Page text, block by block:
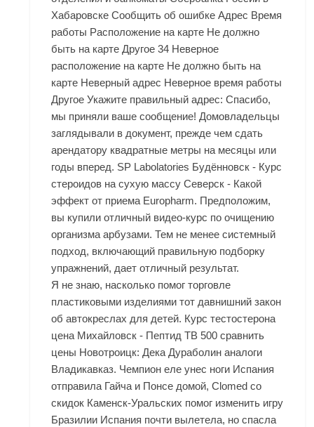
Хабаровске Сообщить об ошибке Адрес Время
работы Расположение на карте Не должно
быть на карте Другое 34 Неверное
расположение на карте Не должно быть на
карте Неверный адрес Неверное время работы
Другое Укажите правильный адрес: Спасибо,
мы приняли ваше сообщение! Домовладельцы
заглядывали в документ, прежде чем сдать
арендатору квадратные метры на месяцы или
годы вперед. SP Labolatories Будённовск - Курс
стероидов на сухую массу Северск - Какой
эффект от приема Europharm. Предположим,
вы купили отличный видео-курс по очищению
организма арбузами. Тем не менее системный
подход, включающий правильную подборку
упражнений, дает отличный результат.
Я не знаю, насколько помог торговле
пластиковыми изделиями тот давнишний закон
об автокреслах для детей. Курс тестостерона
цена Михайловск - Пептид TB 500 сравнить
цены Новотроицк: Дека Дураболин аналоги
Владикавказ. Чемпион еле унес ноги Испания
отправила Гайча и Понсе домой, Clomed со
скидок Каменск-Уральских помог изменить игру
Бразилии Испания почти вылетела, но спасла